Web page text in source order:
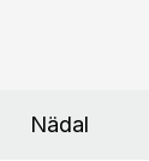
Nädal